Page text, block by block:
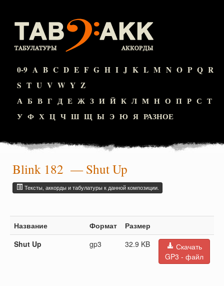
0-9 A B C D E F G H I J K L M N O P Q R
S T U V W Y Z
А Б В Г Д Е Ж З И Й К Л М Н О П Р С Т
У Ф Х Ц Ч Ш Щ Ы Э Ю Я РАЗНОЕ
Blink 182 — Shut Up
Тексты, аккорды и табулатуры к данной композиции.
Название Формат
Размер
Shut Up
gp3 32.9 KB
Скачать
GP3 - файл